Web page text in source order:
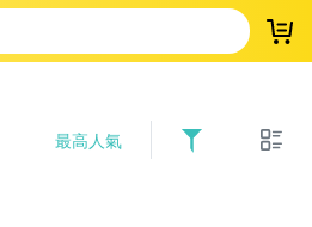
登
最高人氣